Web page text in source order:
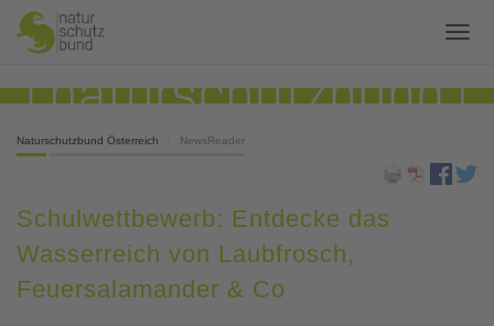
Naturschutzbund Österreich NewsReader
Schulwettbewerb: Entdecke das
Wasserreich von Laubfrosch,
Feuersalamander & Co